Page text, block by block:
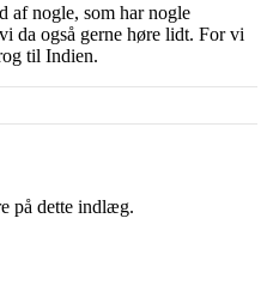
af nogle, som har nogle
da også gerne høre lidt. For vi
til Indien.
på dette indlæg.